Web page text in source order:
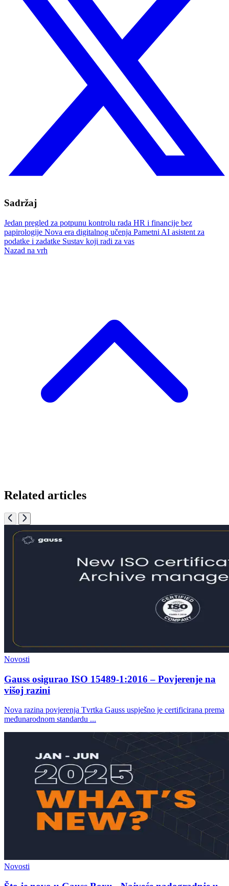
Sadržaj
Jedan pregled za potpunu kontrolu rada HR i financije bez
papirologije Nova era digitalnog učenja Pametni AI asistent za
podatke i zadatke Sustav koji radi za vas
Nazad na vrh
Related articles
Novosti
Gauss osigurao ISO 15489-1:2016 – Povjerenje na
višoj razini
Nova razina povjerenja Tvrtka Gauss uspješno je certificirana prema
međunarodnom standardu ...
Novosti